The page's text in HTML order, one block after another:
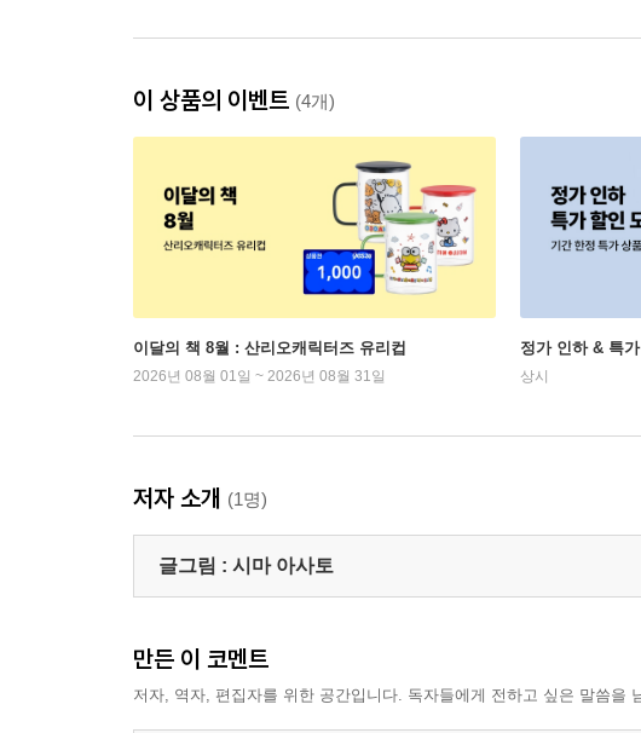
이 상품의 이벤트 (4개)
이달의 책 8월 : 산리오캐릭터즈 유리컵
2026년 08월 01일 ~ 2026년 08월 31일
정가 인하 & 특
상시
저자 소개 (1명)
글그림 : 시마 아사토
만든 이 코멘트
저자, 역자, 편집자를 위한 공간입니다. 독자들에게 전하고 싶은 말씀을